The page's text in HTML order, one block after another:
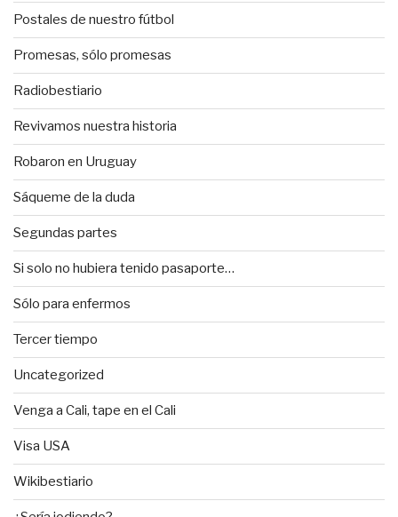
Postales de nuestro fútbol
Promesas, sólo promesas
Radiobestiario
Revivamos nuestra historia
Robaron en Uruguay
Sáqueme de la duda
Segundas partes
Si solo no hubiera tenido pasaporte…
Sólo para enfermos
Tercer tiempo
Uncategorized
Venga a Cali, tape en el Cali
Visa USA
Wikibestiario